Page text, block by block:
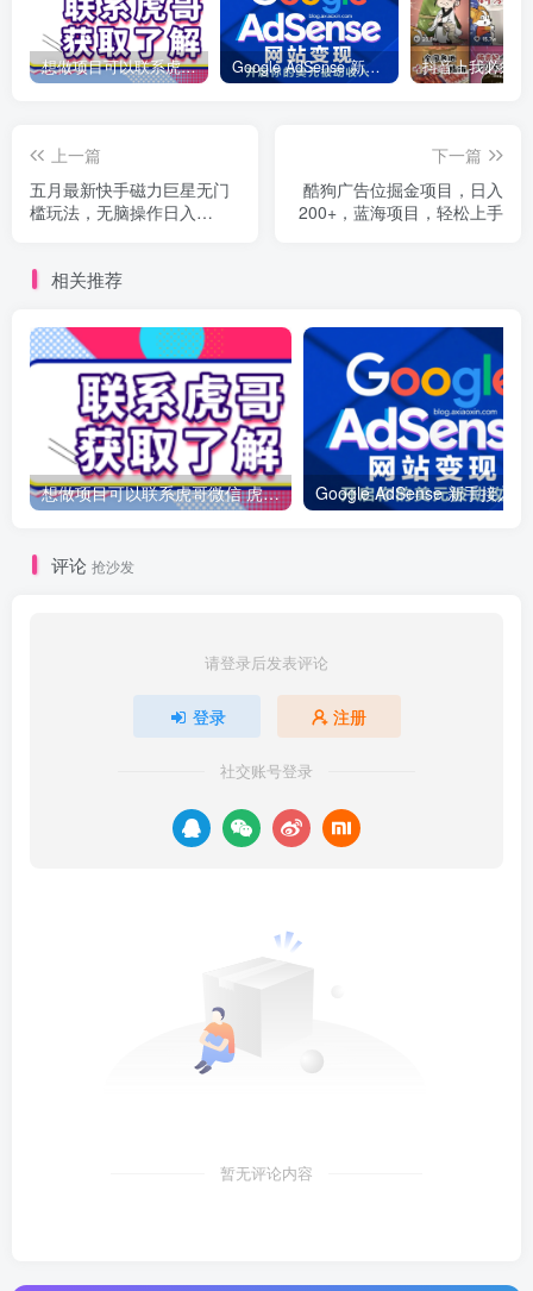
想做项目可以联系虎哥微信 虎哥一对一解答并且远程视频教学 Google AdSense 新手接入教程：虎哥手把手教你用网站赚取美元收入
上一篇
五月最新快手磁力巨星无门
槛玩法，无脑操作日入
下一篇
酷狗广告位掘金项目，日入
200+，蓝海项目，轻松上手
相关推荐
想做项目可以联系虎哥微信 虎哥一对一解答并且远程视频教学
评论 抢沙发
请登录后发表评论
登录 注册
社交账号登录
暂无评论内容